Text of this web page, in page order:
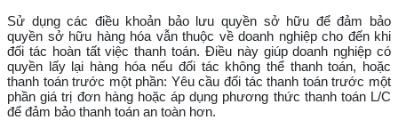
Sử dụng các điều khoản bảo lưu quyền sở hữu để đảm bảo
quyền sở hữu hàng hóa vẫn thuộc về doanh nghiệp cho đến khi
đối tác hoàn tất việc thanh toán. Điều này giúp doanh nghiệp có
quyền lấy lại hàng hóa nếu đối tác không thể thanh toán, hoặc
thanh toán trước một phần: Yêu cầu đối tác thanh toán trước một
phần giá trị đơn hàng hoặc áp dụng phương thức thanh toán L/C
để đảm bảo thanh toán an toàn hơn.